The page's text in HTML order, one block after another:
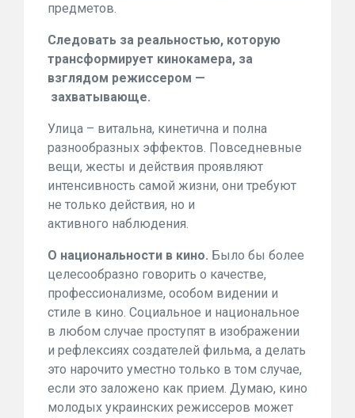
предметов.
Следовать за реальностью, которую
трансформирует кинокамера, за
взглядом режиссером —
захватывающе.
Улица – витальна, кинетична и полна
разнообразных эффектов. Повседневные
вещи, жесты и действия проявляют
интенсивность самой жизни, они требуют
не только действия, но и
активного наблюдения.
О национальности в кино. Было бы более
целесообразно говорить о качестве,
профессионализме, особом видении и
стиле в кино. Социальное и национальное
в любом случае проступят в изображении
и рефлексиях создателей фильма, а делать
это нарочито уместно только в том случае,
если это заложено как прием. Думаю, кино
молодых украинских режиссеров может